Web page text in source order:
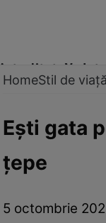
Actualitate Vedete
Dragoste și Sex
HomeStil de viață
Ești gata
țepe
5 octombrie